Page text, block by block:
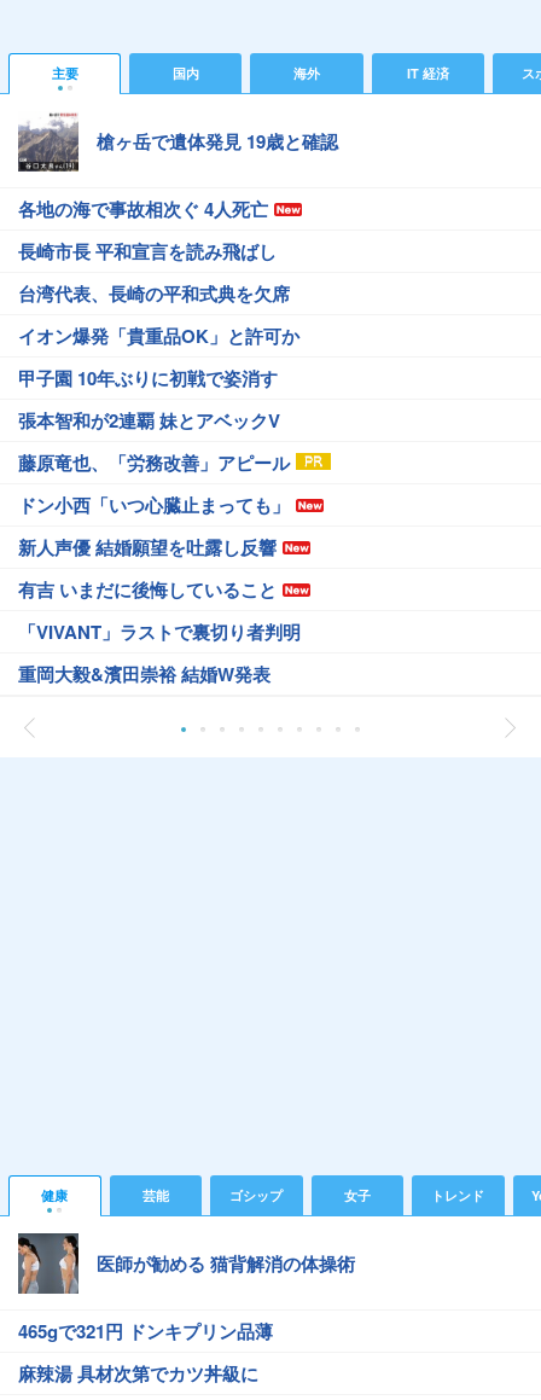
主要 国内 海外 IT 経済 ス
槍ヶ岳で遺体発見 19歳と確認
各地の海で事故相次ぐ 4人死亡
長崎市長 平和宣言を読み飛ばし
台湾代表、長崎の平和式典を欠席
イオン爆発「貴重品OK」と許可か
甲子園 10年ぶりに初戦で姿消す
張本智和が2連覇 妹とアベックV
藤原竜也、「労務改善」アピール
ドン小西「いつ心臓止まっても」
新人声優 結婚願望を吐露し反響
有吉 いまだに後悔していること
「VIVANT」ラストで裏切り者判明
重岡大毅&濱田崇裕 結婚W発表
健康 芸能 ゴシップ 女子 トレンド
医師が勧める 猫背解消の体操術
465gで321円 ドンキプリン品薄
麻辣湯 具材次第でカツ丼級に